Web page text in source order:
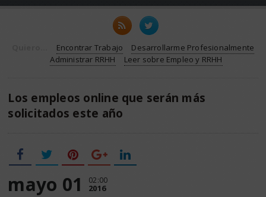
Encontrar Trabajo
Desarrollarme Profesionalmente
Administrar RRHH
Leer sobre Empleo y RRHH
Los empleos online que serán más
solicitados este año
mayo 01 02:00
2016